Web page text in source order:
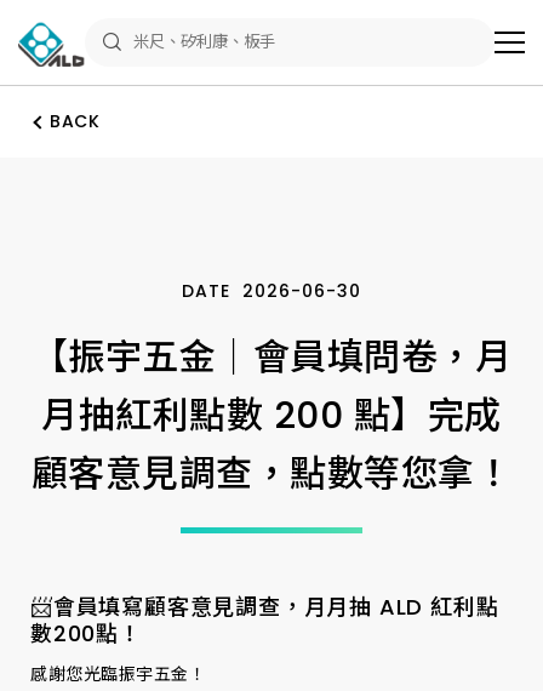
消
－
BACK
DATE 2026-06-30
【振宇五金｜會員填問卷，月
月抽紅利點數 200 點】完成
顧客意見調查，點數等您拿！
📨會員填寫顧客意見調查，月月抽 ALD 紅利點
數200點！
感謝您光臨振宇五金！